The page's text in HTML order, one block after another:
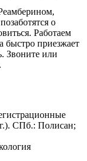
о
Работаем
быстро приезжает
Звоните или
СПб.: Полисан;